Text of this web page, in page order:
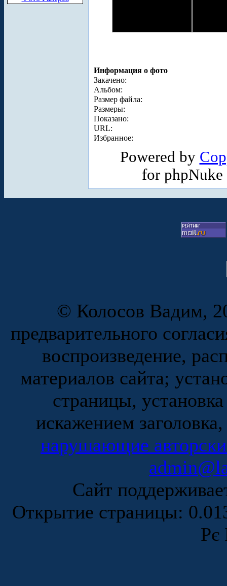
Информация о фото
Закачено:
Альбом:
Размер файла:
Размеры:
Показано:
URL:
Избранное:
Powered by
for
© Колосов Вадим,
предварительного
воспроизведение,
материалов сайта;
страницы,
искажением
нарушающие
Сайт
Открытие страницы:
Рє